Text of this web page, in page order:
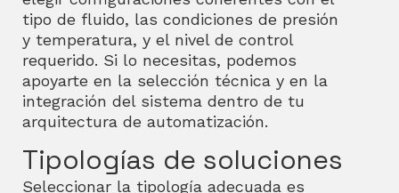
tipo de fluido, las condiciones de presión
y temperatura, y el nivel de control
requerido. Si lo necesitas, podemos
apoyarte en la selección técnica y en la
integración del sistema dentro de tu
arquitectura de automatización.
Tipologías de soluciones
Seleccionar la tipología adecuada es